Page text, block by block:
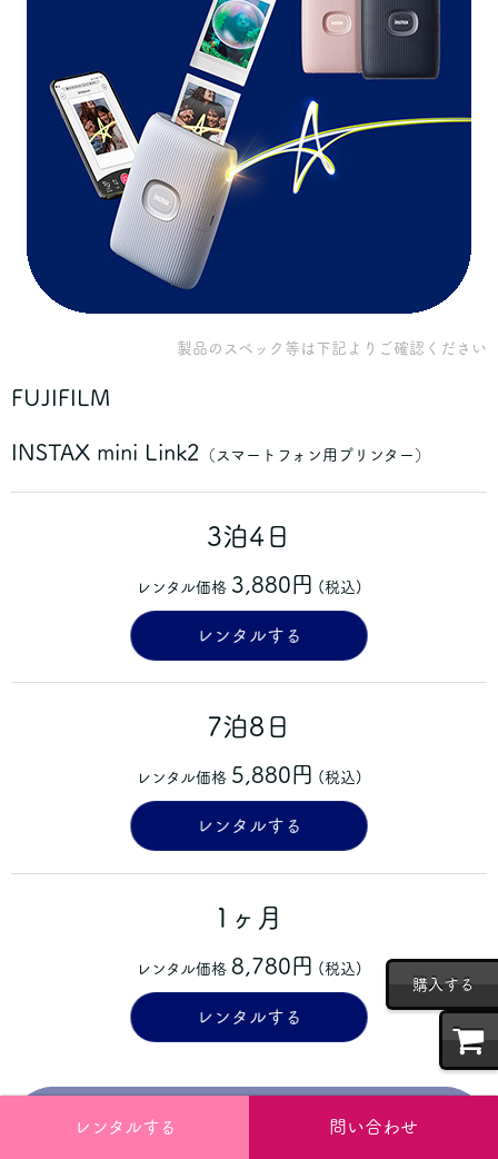
購入する
レンタルする 問い合わせ
製品のスペック等は下記よりご確認ください
FUJIFILM
INSTAX mini Link2 （スマートフォン用プリンター）
3泊4日
レンタル価格 3,880円 (税込)
レンタルする
7泊8日
レンタル価格 5,880円 (税込)
レンタルする
1ヶ月
レンタル価格 8,780円 (税込)
レンタルする
製品の詳細はこちら ＞